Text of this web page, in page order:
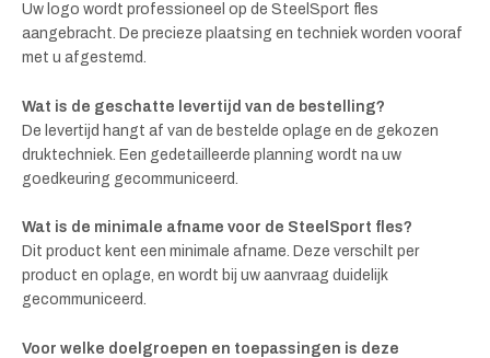
Uw logo wordt professioneel op de SteelSport fles
aangebracht. De precieze plaatsing en techniek worden vooraf
met u afgestemd.
Wat is de geschatte levertijd van de bestelling?
De levertijd hangt af van de bestelde oplage en de gekozen
druktechniek. Een gedetailleerde planning wordt na uw
goedkeuring gecommuniceerd.
Wat is de minimale afname voor de SteelSport fles?
Dit product kent een minimale afname. Deze verschilt per
product en oplage, en wordt bij uw aanvraag duidelijk
gecommuniceerd.
Voor welke doelgroepen en toepassingen is deze